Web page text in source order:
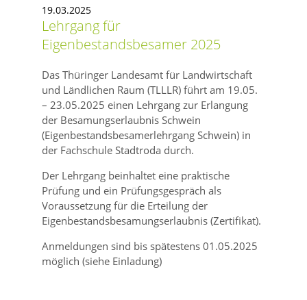
19.03.2025
Lehrgang für
Eigenbestandsbesamer 2025
Das Thüringer Landesamt für Landwirtschaft
und Ländlichen Raum (TLLLR) führt am 19.05.
– 23.05.2025 einen Lehrgang zur Erlangung
der Besamungserlaubnis Schwein
(Eigenbestandsbesamerlehrgang Schwein) in
der Fachschule Stadtroda durch.
Der Lehrgang beinhaltet eine praktische
Prüfung und ein Prüfungsgespräch als
Voraussetzung für die Erteilung der
Eigenbestandsbesamungserlaubnis (Zertifikat).
Anmeldungen sind bis spätestens 01.05.2025
möglich (siehe Einladung)